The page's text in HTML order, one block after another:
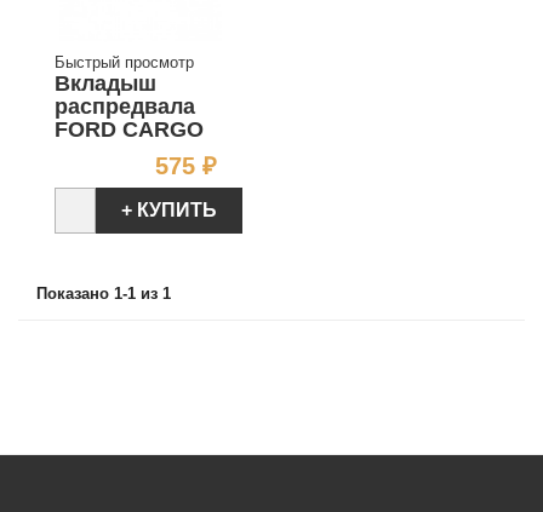
Быстрый просмотр
Вкладыш
распредвала
FORD CARGO
575 ₽Цена
+ КУПИТЬ
Показано 1-1 из 1